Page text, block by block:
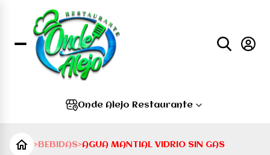
Onde Alejo Restaurante
> BEBIDAS>AGUA MANTIAL VIDRIO SIN GAS